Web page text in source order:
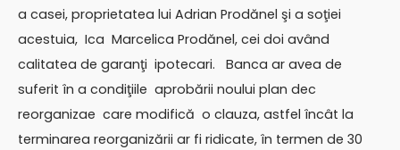
a casei, proprietatea lui Adrian Prodănel şi a soţiei
acestuia, Ica Marcelica Prodănel, cei doi având
calitatea de garanţi ipotecari. Banca ar avea de
suferit în a condiţiile aprobării noului plan dec
reorganizae care modifică o clauza, astfel încât la
terminarea reorganizării ar fi ridicate, în termen de 30